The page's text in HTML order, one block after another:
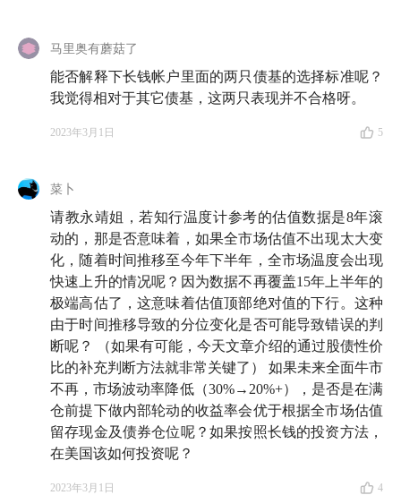
马里奥有蘑菇了
能否解释下长钱帐户里面的两只债基的选择标准呢？
我觉得相对于其它债基，这两只表现并不合格呀。
2023年3月1日 5
菜卜
请教永靖姐，若知行温度计参考的估值数据是8年滚
动的，那是否意味着，如果全市场估值不出现太大变
化，随着时间推移至今年下半年，全市场温度会出现
快速上升的情况呢？因为数据不再覆盖15年上半年的
极端高估了，这意味着估值顶部绝对值的下行。这种
由于时间推移导致的分位变化是否可能导致错误的判
断呢？ （如果有可能，今天文章介绍的通过股债性价
比的补充判断方法就非常关键了） 如果未来全面牛市
不再，市场波动率降低（30%→20%+），是否是在满
仓前提下做内部轮动的收益率会优于根据全市场估值
留存现金及债券仓位呢？如果按照长钱的投资方法，
在美国该如何投资呢？
2023年3月1日 4